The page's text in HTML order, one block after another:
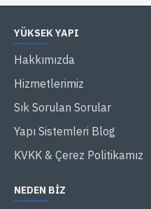
YÜKSEK YAPI
Hakkımızda
Hizmetlerimiz
Sık Sorulan Sorular
Yapı Sistemleri Blog
KVKK & Çerez Politikamız
NEDEN BIZ